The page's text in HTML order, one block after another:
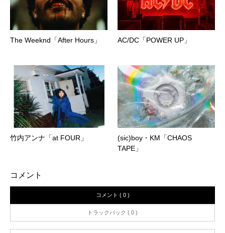
The Weeknd「After Hours」 AC/DC「POWER UP」
竹内アンナ「at FOUR」
(sic)boy・KM「CHAOS
TAPE」
コメント
コメント ( 0 )
トラックバック ( 0 )